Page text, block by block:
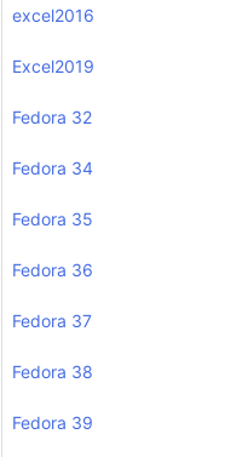
excel2016
Excel2019
Fedora 32
Fedora 34
Fedora 35
Fedora 36
Fedora 37
Fedora 38
Fedora 39